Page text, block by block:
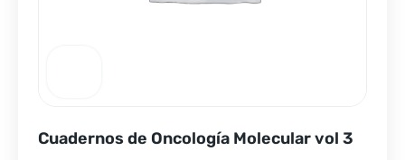
Cuadernos de Oncología Molecular vol 3